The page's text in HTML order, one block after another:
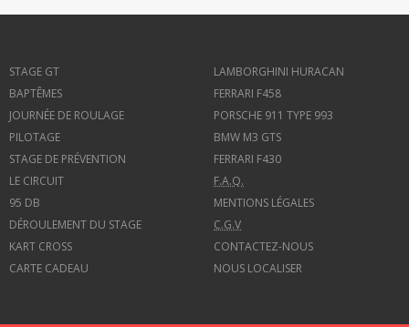
STAGE GT
BAPTÊMES
JOURNÉE DE ROULAGE
PILOTAGE
STAGE DE PRÉVENTION
LAMBORGHINI HURACAN
FERRARI F458
PORSCHE 911 TYPE 993
BMW M3 GTS
FERRARI F430
LE CIRCUIT
95 DB
DÉROULEMENT DU STAGE
KART CROSS
CARTE CADEAU
F.A.Q.
MENTIONS LÉGALES
C.G.V
CONTACTEZ-NOUS
NOUS LOCALISER